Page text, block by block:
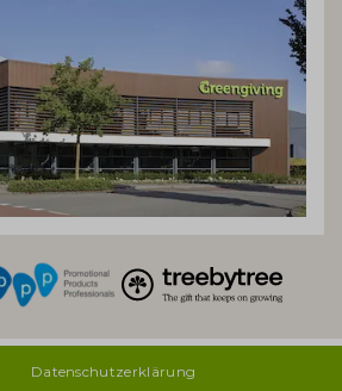
Datenschutzerklärung